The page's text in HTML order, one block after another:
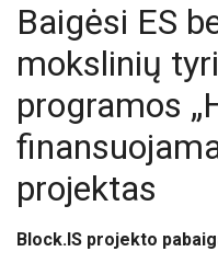
Baigėsi ES
mokslinių
programos
projektas
Block.IS projekto